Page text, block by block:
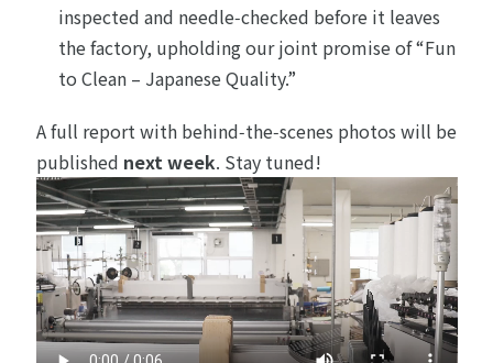
inspected and needle‑checked before it leaves
the factory, upholding our joint promise of “Fun
to Clean – Japanese Quality.”
A full report with behind‑the‑scenes photos will be
published next week. Stay tuned!